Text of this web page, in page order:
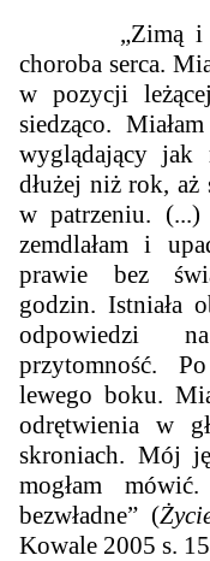
„Zimą i
choroba serca.
w pozycji
siedząco.
wyglądający jak
dłużej niż rok, aż
w patrzeniu. (...)
zemdlałam i
prawie bez
godzin. Istniała
odpowiedzi
przytomność.
lewego boku.
odrętwienia w
skroniach. Mój
mogłam
bezwładne” (
Kowale 2005 s.